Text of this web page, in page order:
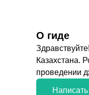
О гиде
Казахстана.
проведении